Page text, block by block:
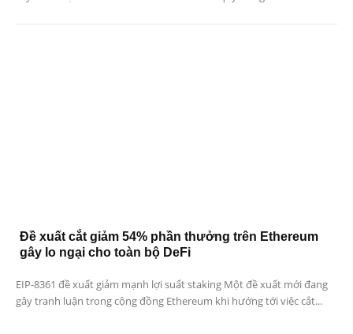
Đề xuất cắt giảm 54% phần thưởng trên Ethereum
gây lo ngại cho toàn bộ DeFi
EIP-8361 đề xuất giảm mạnh lợi suất staking Một đề xuất mới đang
gây tranh luận trong cộng đồng Ethereum khi hướng tới việc cắt...